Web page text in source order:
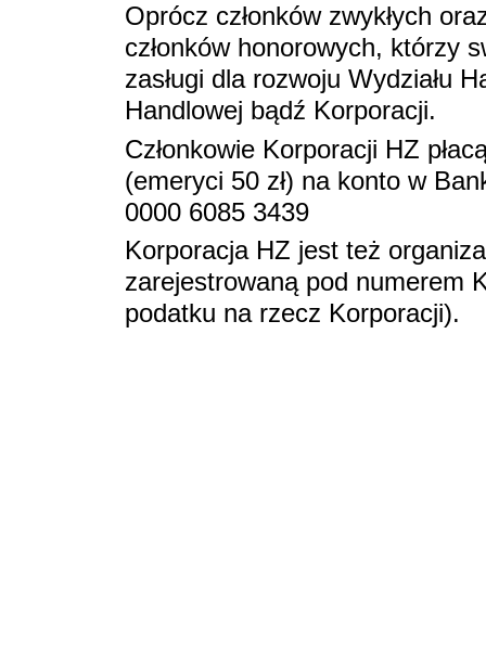
Oprócz członków zwykłych
członków honorowych, którzy
zasługi dla rozwoju Wydziału
Handlowej bądź Korporacji.
Członkowie Korporacji HZ
(emeryci 50 zł) na konto w
0000 6085 3439
Korporacja HZ jest też
zarejestrowaną pod numerem
podatku na rzecz Korporacji).